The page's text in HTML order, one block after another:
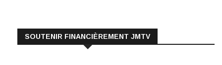
SOUTENIR FINANCIÈREMENT JMTV